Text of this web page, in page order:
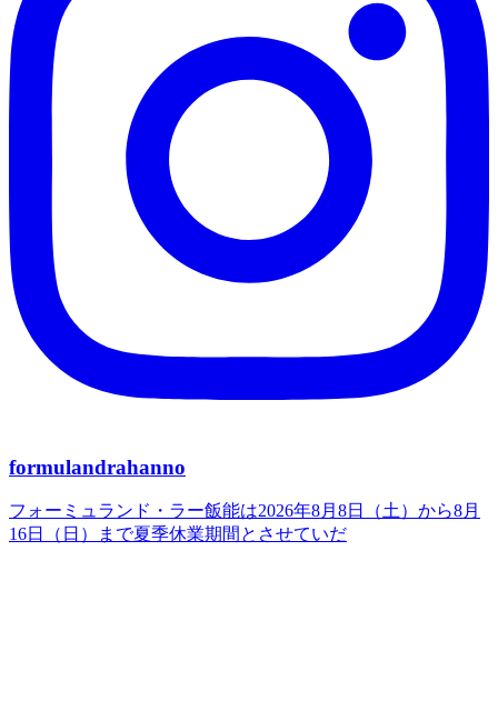
formulandrahanno
フォーミュランド・ラー飯能は2026年8月8日（土）から8月
16日（日）まで夏季休業期間とさせていだ